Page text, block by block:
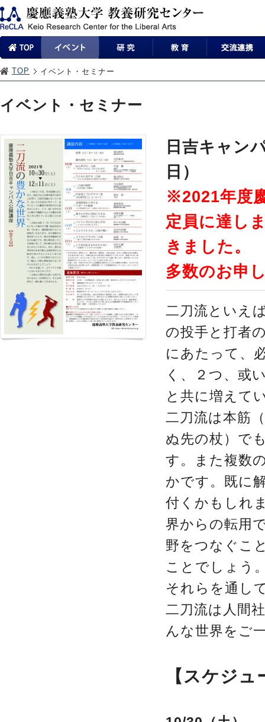
TOP イベント・セミナー
イベント・セミナー
日吉キャン
日）
※2021年度
定員に達し
きました。
多数のお申
二刀流といえ
の投手と打者
にあたって、
く、２つ、或
と共に増えて
二刀流は本筋
ぬ先の杖）で
す。また複数
かです。既に
付くかもしれ
界からの転用
野をつなぐこ
ことでしょう
それらを通し
二刀流は人間
んな世界をご
【スケジュ